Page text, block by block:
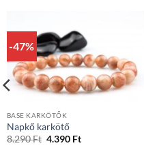
-47%
BASE KARKÖTŐK
Napkő karkötő
8.290Ft Original
4.390 FtCurrent